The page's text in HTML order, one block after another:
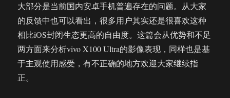
大部分是当前国内安卓手机普遍存在的问题。从大家
的反馈中也可以看出，很多用户其实还是很喜欢这种
相比iOS封闭生态更高的自由度。这篇会从优势和不足
两方面来分析vivo X100 Ultra的影像表现，同样也是基
于主观使用感受，有不正确的地方欢迎大家继续指
正。